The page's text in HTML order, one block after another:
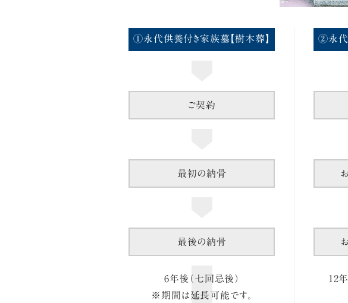
①永代供養付き家族墓【樹木葬】
ご契約
最初の納骨
最後の納骨
6年後（七回忌後）
※期間は延長可能です。
②永代
12